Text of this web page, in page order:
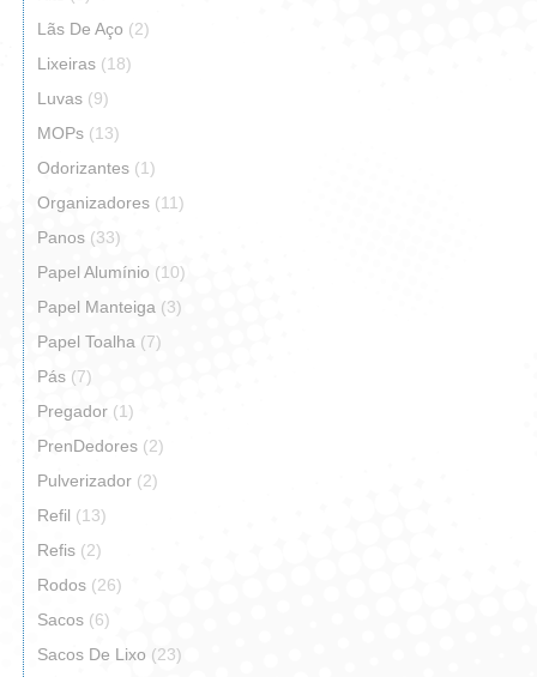
Lãs De Aço (2)
Lixeiras (18)
Luvas (9)
MOPs (13)
Odorizantes (1)
Organizadores (11)
Panos (33)
Papel Alumínio (10)
Papel Manteiga (3)
Papel Toalha (7)
Pás (7)
Pregador (1)
PrenDedores (2)
Pulverizador (2)
Refil (13)
Refis (2)
Rodos (26)
Sacos (6)
Sacos De Lixo (23)